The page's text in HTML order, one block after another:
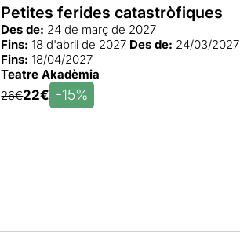
Petites ferides catastròfiques
Des de: 24 de març de 2027
Fins: 18 d'abril de 2027 Des de: 24/03/2027
Fins: 18/04/2027
Teatre Akadèmia
26€22€ -15%